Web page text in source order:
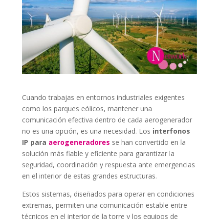
Cuando trabajas en entornos industriales exigentes
como los parques eólicos, mantener una
comunicación efectiva dentro de cada aerogenerador
no es una opción, es una necesidad. Los interfonos
IP para aerogeneradores se han convertido en la
solución más fiable y eficiente para garantizar la
seguridad, coordinación y respuesta ante emergencias
en el interior de estas grandes estructuras.
Estos sistemas, diseñados para operar en condiciones
extremas, permiten una comunicación estable entre
técnicos en el interior de la torre y los equipos de